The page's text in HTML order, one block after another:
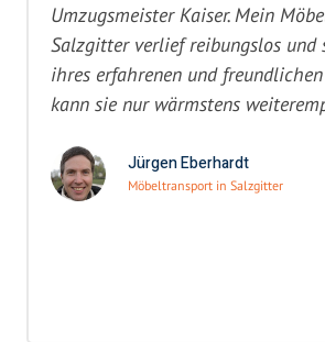
Umzugsmeister Kaiser. Mein
Salzgitter verlief reibungslos und
ihres erfahrenen und freundlichen
kann sie nur wärmstens
Jürgen Eberhardt
Möbeltransport in Salzgitter